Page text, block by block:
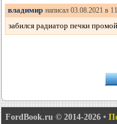
владимир написал 03.08.2021 в
забился радиатор печки
FordBook.ru © 2014-2026 •